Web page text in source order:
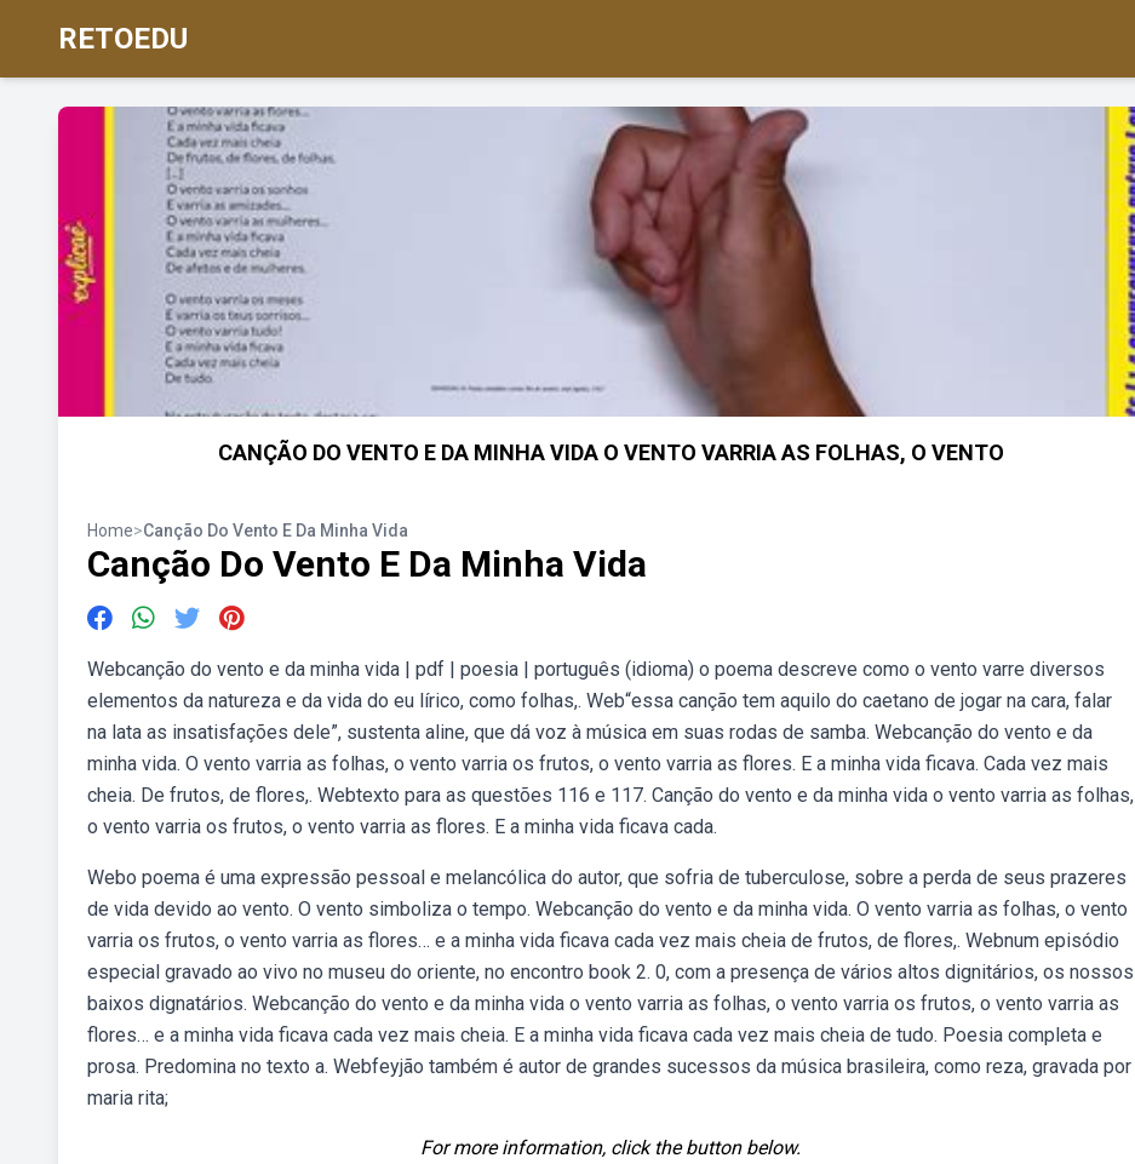
RETOEDU
CANÇÃO DO VENTO E DA MINHA VIDA O VENTO VARRIA AS FOLHAS, O VENTO
Home>Canção Do Vento E Da Minha Vida
Canção Do Vento E Da Minha Vida
Webcanção do vento e da minha vida | pdf | poesia | português (idioma) o poema descreve como o vento varre diversos
elementos da natureza e da vida do eu lírico, como folhas,. Web“essa canção tem aquilo do caetano de jogar na cara, falar
na lata as insatisfações dele”, sustenta aline, que dá voz à música em suas rodas de samba. Webcanção do vento e da
minha vida. O vento varria as folhas, o vento varria os frutos, o vento varria as flores. E a minha vida ficava. Cada vez mais
cheia. De frutos, de flores,. Webtexto para as questões 116 e 117. Canção do vento e da minha vida o vento varria as folhas,
o vento varria os frutos, o vento varria as flores. E a minha vida ficava cada.
Webo poema é uma expressão pessoal e melancólica do autor, que sofria de tuberculose, sobre a perda de seus prazeres
de vida devido ao vento. O vento simboliza o tempo. Webcanção do vento e da minha vida. O vento varria as folhas, o vento
varria os frutos, o vento varria as flores… e a minha vida ficava cada vez mais cheia de frutos, de flores,. Webnum episódio
especial gravado ao vivo no museu do oriente, no encontro book 2. 0, com a presença de vários altos dignitários, os nossos
baixos dignatários. Webcanção do vento e da minha vida o vento varria as folhas, o vento varria os frutos, o vento varria as
flores… e a minha vida ficava cada vez mais cheia. E a minha vida ficava cada vez mais cheia de tudo. Poesia completa e
prosa. Predomina no texto a. Webfeyjão também é autor de grandes sucessos da música brasileira, como reza, gravada por
maria rita;
For more information, click the button below.